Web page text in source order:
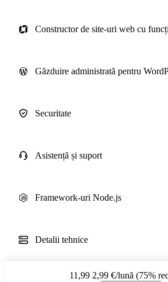
Constructor de site-uri web cu
Găzduire administrată pentru
Securitate
Asistență și suport
Framework-uri Node.js
Detalii tehnice
11,992,99 €/lună (75%